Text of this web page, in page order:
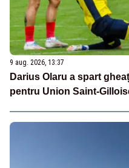
9 aug. 2026, 13:37
Darius Olaru a spart
pentru Union Saint-